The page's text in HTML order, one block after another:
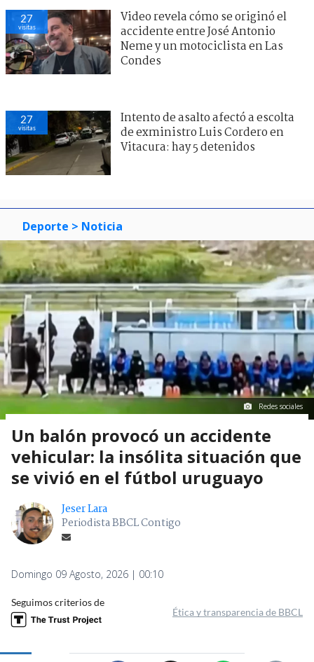
27
visitas
Video revela cómo se originó el
accidente entre José Antonio
Neme y un motociclista en Las
Condes
27
visitas
Intento de asalto afectó a escolta
de exministro Luis Cordero en
Vitacura: hay 5 detenidos
Deporte > Noticia
Redes sociales
Un balón provocó un accidente
vehicular: la insólita situación que
se vivió en el fútbol uruguayo
Jeser Lara
Periodista BBCL Contigo
Domingo 09 Agosto, 2026 | 00:10
Seguimos criterios de
Ética y transparencia de BBCL